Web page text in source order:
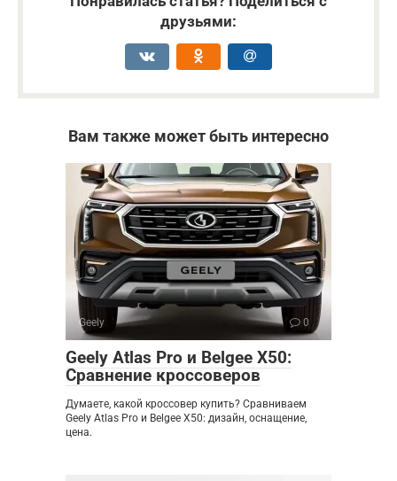
друзьями:
Вам также может быть интересно
Geely 0
Geely Atlas Pro и Belgee X50:
Сравнение кроссоверов
Думаете, какой кроссовер купить? Сравниваем
Geely Atlas Pro и Belgee X50: дизайн, оснащение,
цена.